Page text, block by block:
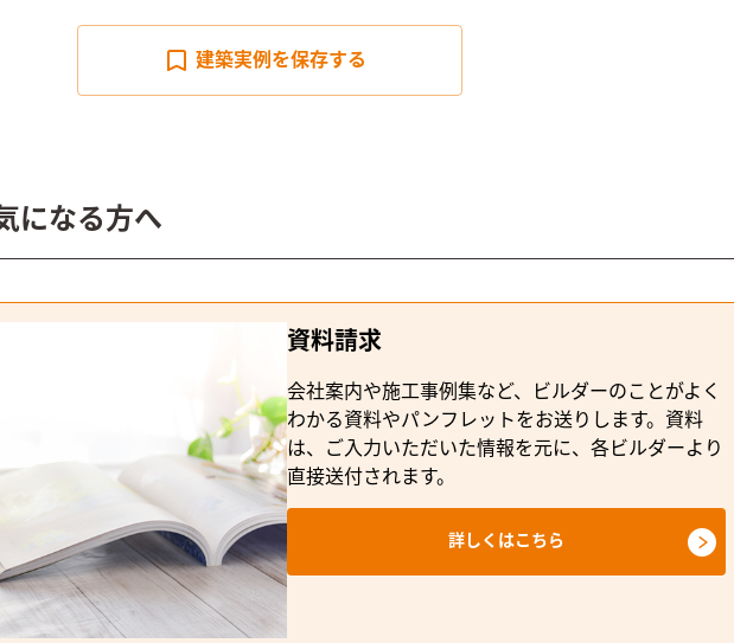
建築実例を保存する
になる方へ
資料請求
会社案内や施工事例集など、ビルダーのことがよく
わかる資料やパンフレットをお送りします。資料
は、ご入力いただいた情報を元に、各ビルダーより
直接送付されます。
詳しくはこちら